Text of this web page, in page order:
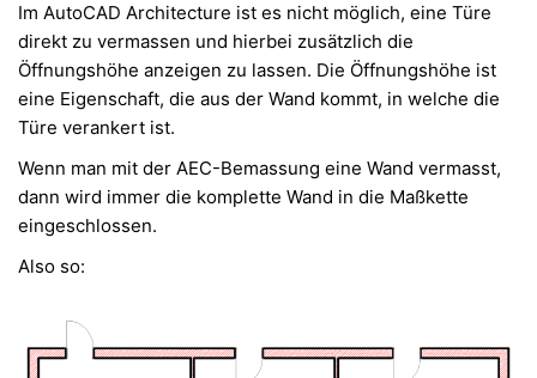
Im AutoCAD Architecture ist es nicht möglich, eine Türe
direkt zu vermassen und hierbei zusätzlich die
Öffnungshöhe anzeigen zu lassen. Die Öffnungshöhe ist
eine Eigenschaft, die aus der Wand kommt, in welche die
Türe verankert ist.
Wenn man mit der AEC-Bemassung eine Wand vermasst,
dann wird immer die komplette Wand in die Maßkette
eingeschlossen.
Also so: